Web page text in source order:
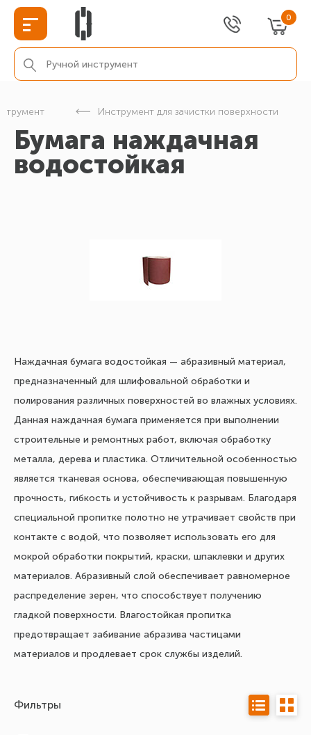
0
Инструмент для зачистки поверхности
Бумага наждачная
водостойкая
Наждачная бумага водостойкая — абразивный материал,
предназначенный для шлифовальной обработки и
полирования различных поверхностей во влажных условиях.
Данная наждачная бумага применяется при выполнении
строительные и ремонтных работ, включая обработку
металла, дерева и пластика. Отличительной особенностью
является тканевая основа, обеспечивающая повышенную
прочность, гибкость и устойчивость к разрывам. Благодаря
специальной пропитке полотно не утрачивает свойств при
контакте с водой, что позволяет использовать его для
мокрой обработки покрытий, краски, шпаклевки и других
материалов. Абразивный слой обеспечивает равномерное
распределение зерен, что способствует получению
гладкой поверхности. Влагостойкая пропитка
предотвращает забивание абразива частицами
материалов и продлевает срок службы изделий.
Фильтры